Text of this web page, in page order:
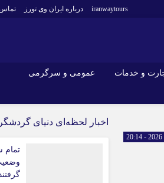
iranwaytours درباره ایران وی تورز تماس
و خدمات عمومی و سرگرمی
اینستاگرام
صنعت
خودرو
اخبار لحظه‌ای دنیای
تمام